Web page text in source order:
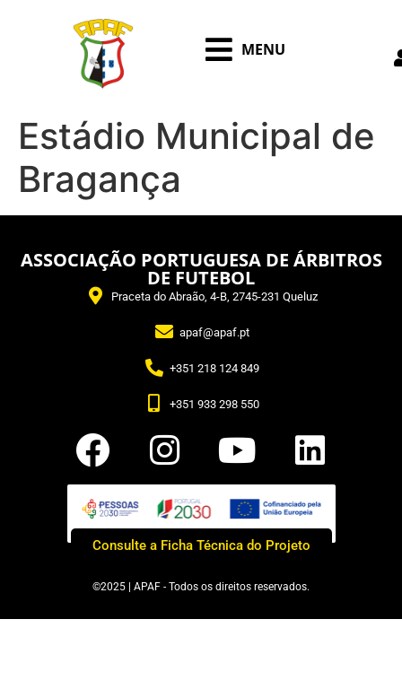
MENU
Estádio Municipal de
Bragança
ASSOCIAÇÃO PORTUGUESA DE ÁRBITROS
DE FUTEBOL
Praceta do Abraão, 4-B, 2745-231 Queluz
apaf@apaf.pt
+351 218 124 849
+351 933 298 550
Consulte a Ficha Técnica do Projeto
©2025 | APAF - Todos os direitos reservados.